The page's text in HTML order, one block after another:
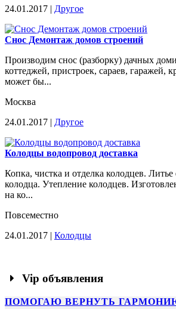
24.01.2017 | Другое
Снос Демонтаж домов строений
Производим снос (разборку) дачных
коттеджей, пристроек, сараев, гаражей,
может бы...
Москва
24.01.2017 | Другое
Колодцы водопровод доставка
Копка, чистка и отделка колодцев.
колодца. Утепление колодцев.
на ко...
Повсеместно
24.01.2017 | Колодцы
Vip объявления
ПОМОГАЮ ВЕРНУТЬ